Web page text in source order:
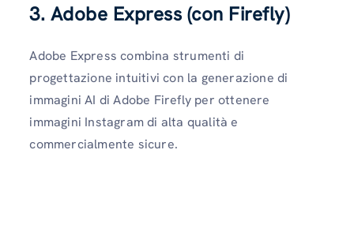
3. Adobe Express (con Firefly)
Adobe Express combina strumenti di
progettazione intuitivi con la generazione di
immagini AI di Adobe Firefly per ottenere
immagini Instagram di alta qualità e
commercialmente sicure.